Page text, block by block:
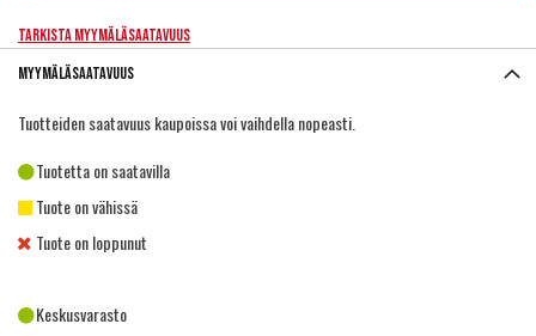
Tarkista myymäläsaatavuus
Myymäläsaatavuus
Tuotteiden saatavuus kaupoissa voi vaihdella nopeasti.
Tuotetta on saatavilla
Tuote on vähissä
Tuote on loppunut
Keskusvarasto